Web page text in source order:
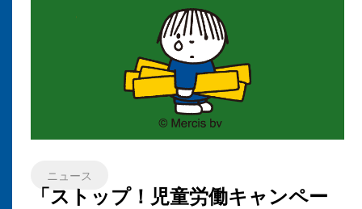
ニュース
「ストップ！児童労働キャンペー